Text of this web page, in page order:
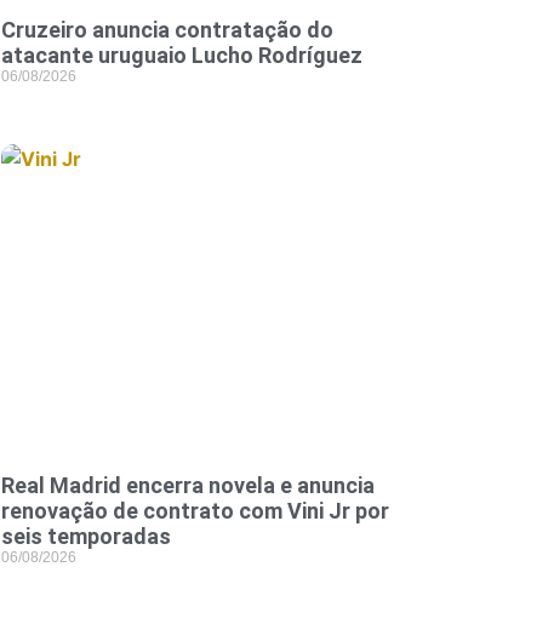
Cruzeiro anuncia contratação do
atacante uruguaio Lucho Rodríguez
06/08/2026
Real Madrid encerra novela e anuncia
renovação de contrato com Vini Jr por
seis temporadas
06/08/2026